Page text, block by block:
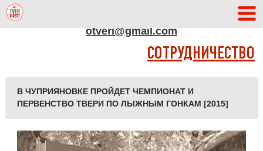
otveri@gmail.com
СОТРУДНИЧЕСТВО
В ЧУПРИЯНОВКЕ ПРОЙДЕТ ЧЕМПИОНАТ И
ПЕРВЕНСТВО ТВЕРИ ПО ЛЫЖНЫМ ГОНКАМ [2015]